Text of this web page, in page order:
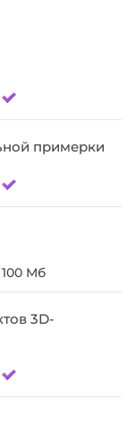
примерки
100 Мб
3D-